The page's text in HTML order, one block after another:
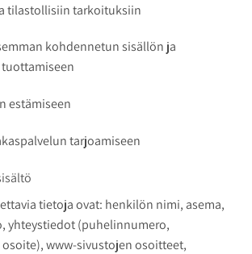
tilastollisiin tarkoituksiin
kohdennetun sisällön ja
estämiseen
tarjoamiseen
tietoja ovat: henkilön nimi, asema,
yhteystiedot (puhelinnumero,
www-sivustojen osoitteet,